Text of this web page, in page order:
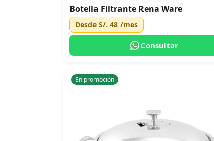
Botella Filtrante Rena Ware
Desde S/. 48 /mes
Consultar
En promoción